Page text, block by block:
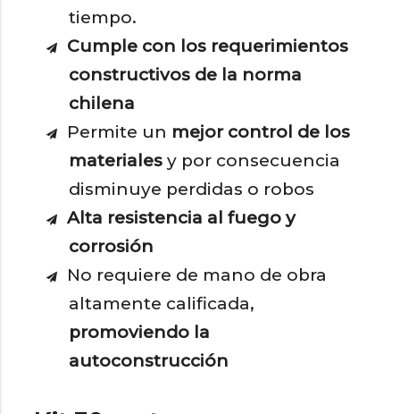
tiempo.
Cumple con los requerimientos
constructivos de la norma
chilena
Permite un mejor control de los
materiales y por consecuencia
disminuye perdidas o robos
Alta resistencia al fuego y
corrosión
No requiere de mano de obra
altamente calificada,
promoviendo la
autoconstrucción